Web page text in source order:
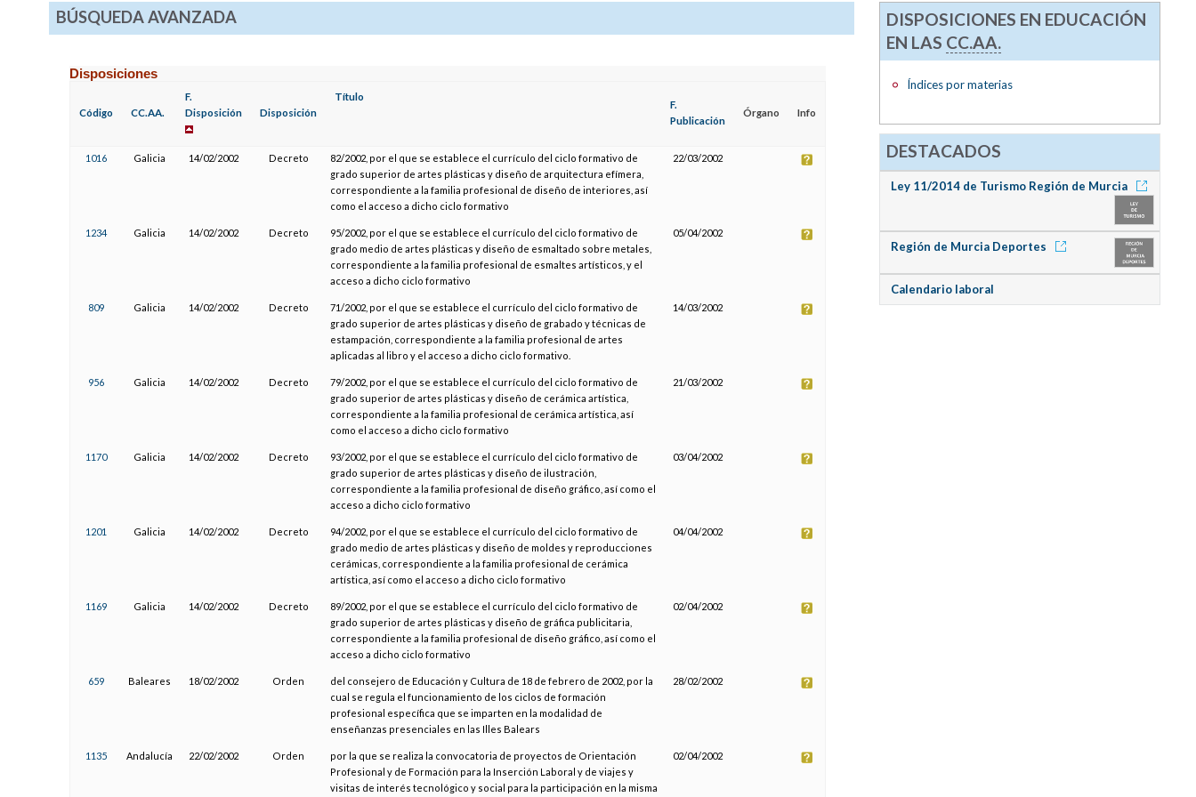
BÚSQUEDA AVANZADA
Disposiciones
Código CC.AA.
F.
Disposición
Disposición
Título
F.
Publicación
Órgano Info
1016 Galicia 14/02/2002 Decreto
82/2002, por el que se establece el currículo del ciclo formativo de
grado superior de artes plásticas y diseño de arquitectura efímera,
correspondiente a la familia profesional de diseño de interiores, así
como el acceso a dicho ciclo formativo
22/03/2002
1234 Galicia 14/02/2002 Decreto
95/2002, por el que se establece el currículo del ciclo formativo de
grado medio de artes plásticas y diseño de esmaltado sobre metales,
correspondiente a la familia profesional de esmaltes artísticos, y el
acceso a dicho ciclo formativo
05/04/2002
809 Galicia 14/02/2002 Decreto
71/2002, por el que se establece el currículo del ciclo formativo de
grado superior de artes plásticas y diseño de grabado y técnicas de
estampación, correspondiente a la familia profesional de artes
aplicadas al libro y el acceso a dicho ciclo formativo.
14/03/2002
956 Galicia 14/02/2002 Decreto
79/2002, por el que se establece el currículo del ciclo formativo de
grado superior de artes plásticas y diseño de cerámica artística,
correspondiente a la familia profesional de cerámica artística, así
como el acceso a dicho ciclo formativo
21/03/2002
1170 Galicia 14/02/2002 Decreto
93/2002, por el que se establece el currículo del ciclo formativo de
grado superior de artes plásticas y diseño de ilustración,
correspondiente a la familia profesional de diseño gráfico, así como el
acceso a dicho ciclo formativo
03/04/2002
1201 Galicia 14/02/2002 Decreto
94/2002, por el que se establece el currículo del ciclo formativo de
grado medio de artes plásticas y diseño de moldes y reproducciones
cerámicas, correspondiente a la familia profesional de cerámica
artística, así como el acceso a dicho ciclo formativo
04/04/2002
1169 Galicia 14/02/2002 Decreto
89/2002, por el que se establece el currículo del ciclo formativo de
grado superior de artes plásticas y diseño de gráfica publicitaria,
correspondiente a la familia profesional de diseño gráfico, así como el
acceso a dicho ciclo formativo
02/04/2002
659 Baleares 18/02/2002 Orden
del consejero de Educación y Cultura de 18 de febrero de 2002, por la
cual se regula el funcionamiento de los ciclos de formación
profesional específica que se imparten en la modalidad de
enseñanzas presenciales en las Illes Balears
28/02/2002
1135 Andalucía 22/02/2002 Orden
por la que se realiza la convocatoria de proyectos de Orientación
Profesional y de Formación para la Inserción Laboral y de viajes y
visitas de interés tecnológico y social para la participación en la misma
02/04/2002
DISPOSICIONES EN EDUCACIÓN
EN LAS CC.AA.
Índices por materias
DESTACADOS
Ley 11/2014 de Turismo Región de Murcia
Región de Murcia Deportes
Calendario laboral